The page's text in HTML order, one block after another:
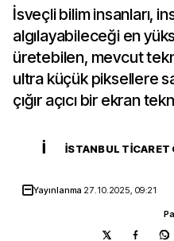
İsveçli bilim insanları,
algılayabileceği en
üretebilen, mevcut
ultra küçük piksellere
çığır açıcı bir ekran
İ İSTANBUL TICARET
Yayınlanma 27.10.2025, 09:21